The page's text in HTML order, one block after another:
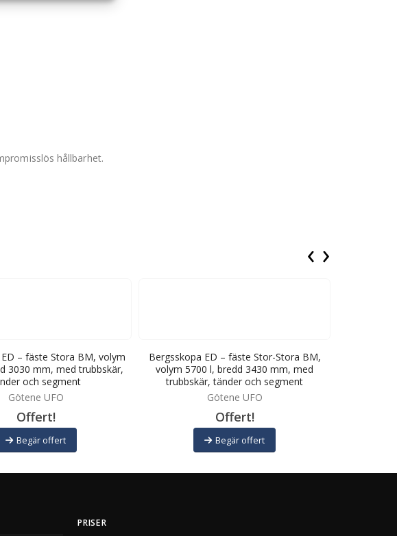
hållbarhet.
– fäste Stora BM, volym
3030 mm, med trubbskär,
och segment
Götene UFO
Offert!
Begär offert
Bergsskopa ED – fäste Stor-Stora BM,
volym 5700 l, bredd 3430 mm, med
trubbskär, tänder och segment
Götene UFO
Offert!
Begär offert
‹ ›
PRISER